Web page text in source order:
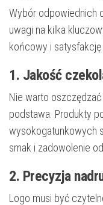
Wybór odpowiednich
uwagi na kilka
końcowy i satysfakcję
1. Jakość
Nie warto
podstawa. Produkty
wysokogatunkowych
smak i zadowolenie
2. Precyzja
Logo musi być